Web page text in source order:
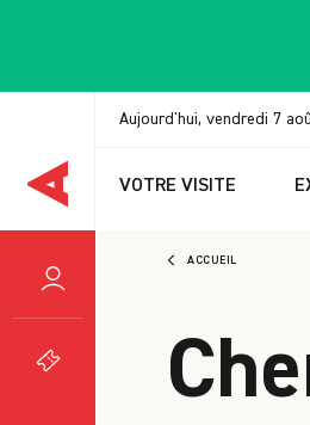
Aujourd'hui, vendredi 7
VOTRE VISITE
ACCUEIL